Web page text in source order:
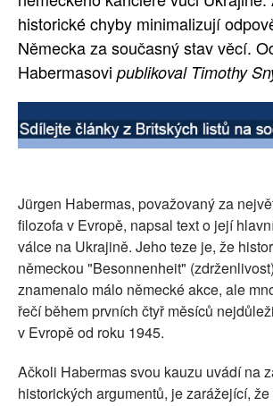
SOCIÁLNÍ SÍTĚ
RUBRIKY
PLNÁ VERZE STRÁNEK
historické chyby minimalizují
Německa za současný stav věcí.
Habermasovi publikoval Timothy
Jürgen Habermas, považovaný za
filozofa v Evropě, napsal text o její
válce na Ukrajině. Jeho teze je, že
německou "Besonnenheit"
znamenalo málo německé akce, ale
řečí během prvních čtyř měsíců
v Evropě od roku 1945.
Ačkoli Habermas svou kauzu uvádí na
historických argumentů, je zarážející,